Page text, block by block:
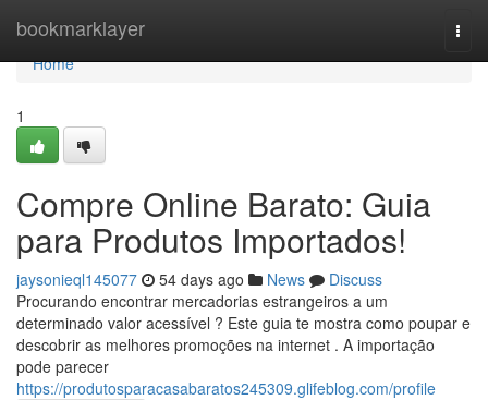
bookmarklayer
Home
Home
1
Compre Online Barato: Guia
para Produtos Importados!
jaysonieql145077 54 days ago News
Discuss
Procurando encontrar mercadorias estrangeiros a um
determinado valor acessível ? Este guia te mostra como poupar e
descobrir as melhores promoções na internet . A importação
pode parecer
https://produtosparacasabaratos245309.glifeblog.com/profile